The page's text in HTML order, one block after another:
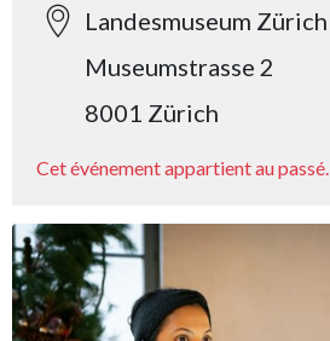
Landesmuseum Zürich
Museumstrasse 2
8001 Zürich
Cet événement appartient au passé.